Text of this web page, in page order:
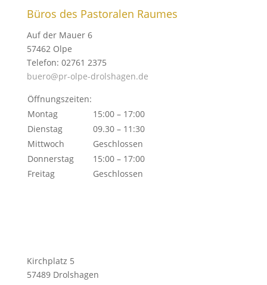
Büros des Pastoralen Raumes
Auf der Mauer 6
57462 Olpe
Telefon: 02761 2375
buero@pr-olpe-drolshagen.de
Öffnungszeiten:
Montag
15:00 – 17:00
Dienstag
09.30 – 11:30
Mittwoch
Geschlossen
Donnerstag
15:00 – 17:00
Freitag
Geschlossen
Kirchplatz 5
57489 Drolshagen